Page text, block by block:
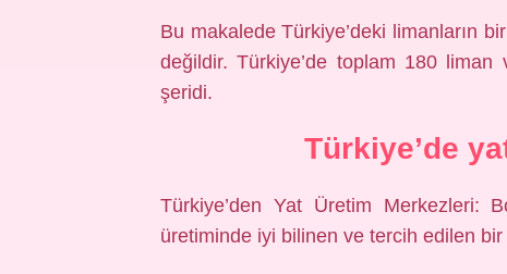
Bu makalede Türkiye’deki limanların
değildir. Türkiye’de toplam 180
şeridi.
Türkiye’de
Türkiye’den Yat Üretim Merkezleri:
üretiminde iyi bilinen ve tercih edilen bir